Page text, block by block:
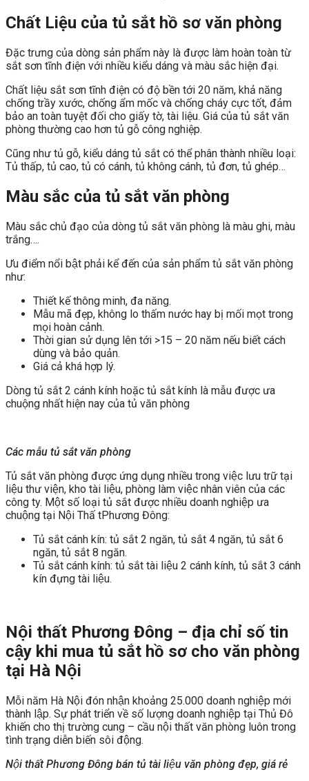
Chất Liệu của tủ sắt hồ sơ văn phòng
Đặc trưng của dòng sản phẩm này là được làm hoàn toàn từ
sắt sơn tĩnh điện với nhiều kiểu dáng và màu sắc hiện đại.
Chất liệu sắt sơn tĩnh điện có độ bền tới 20 năm, khả năng
chống trầy xước, chống ẩm mốc và chống cháy cực tốt, đảm
bảo an toàn tuyệt đối cho giấy tờ, tài liệu. Giá của tủ sắt văn
phòng thường cao hơn tủ gỗ công nghiệp.
Cũng như tủ gỗ, kiểu dáng tủ sắt có thể phân thành nhiều loại:
Tủ thấp, tủ cao, tủ có cánh, tủ không cánh, tủ đơn, tủ ghép…
Màu sắc của tủ sắt văn phòng
Màu sắc chủ đạo của dòng tủ sắt văn phòng là màu ghi, màu
trắng….
Ưu điểm nổi bật phải kể đến của sản phẩm tủ sắt văn phòng
như:
Thiết kế thông minh, đa năng.
Mẫu mã đẹp, không lo thấm nước hay bị mối mọt trong
mọi hoàn cảnh.
Thời gian sử dụng lên tới >15 – 20 năm nếu biết cách
dùng và bảo quản.
Giá cả khá hợp lý.
Dòng tủ sắt 2 cánh kính hoặc tủ sắt kính là mẫu được ưa
chuộng nhất hiện nay của tủ văn phòng
Các mẫu tủ sắt văn phòng
Tủ sắt văn phòng được ứng dụng nhiều trong việc lưu trữ tại
liệu thư viện, kho tài liệu, phòng làm việc nhân viên của các
công ty. Một số loại tủ sắt được nhiều doanh nghiệp ưa
chuộng tại Nội Thấ tPhương Đông:
Tủ sắt cánh kín: tủ sắt 2 ngăn, tủ sắt 4 ngăn, tủ sắt 6
ngăn, tủ sắt 8 ngăn.
Tủ sắt cánh kính: tủ sắt tài liệu 2 cánh kính, tủ sắt 3 cánh
kín đựng tài liệu.
Nội thất Phương Đông – địa chỉ số tin
cậy khi mua tủ sắt hồ sơ cho văn phòng
tại Hà Nội
Mỗi năm Hà Nội đón nhận khoảng 25.000 doanh nghiệp mới
thành lập. Sự phát triển về số lượng doanh nghiệp tại Thủ Đô
khiến cho thị trường cung – cầu nội thất văn phòng luôn trong
tình trạng diễn biến sôi động.
Nội thất Phương Đông bán tủ tài liệu văn phòng đẹp, giá rẻ